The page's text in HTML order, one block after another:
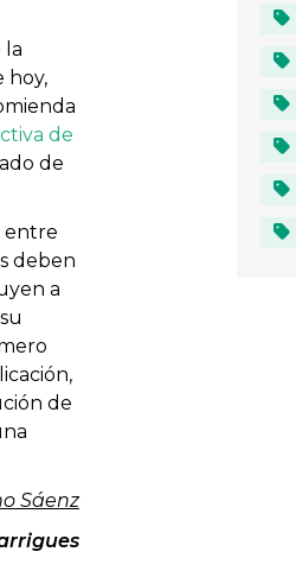
la
hoy,
de
de
entre
deben
a
de
Sáenz